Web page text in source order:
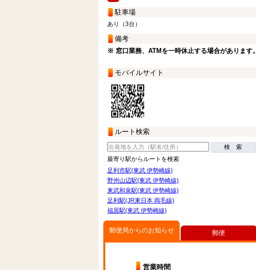
駐車場
あり（3台）
備考
※ 窓口業務、ATMを一時休止する場合があります。
モバイルサイト
ルート検索
検 索
最寄り駅からルートを検索
足利市駅(東武 伊勢崎線)
野州山辺駅(東武 伊勢崎線)
東武和泉駅(東武 伊勢崎線)
足利駅(JR東日本 両毛線)
福居駅(東武 伊勢崎線)
郵便局からのお知らせ
営業時間
郵便